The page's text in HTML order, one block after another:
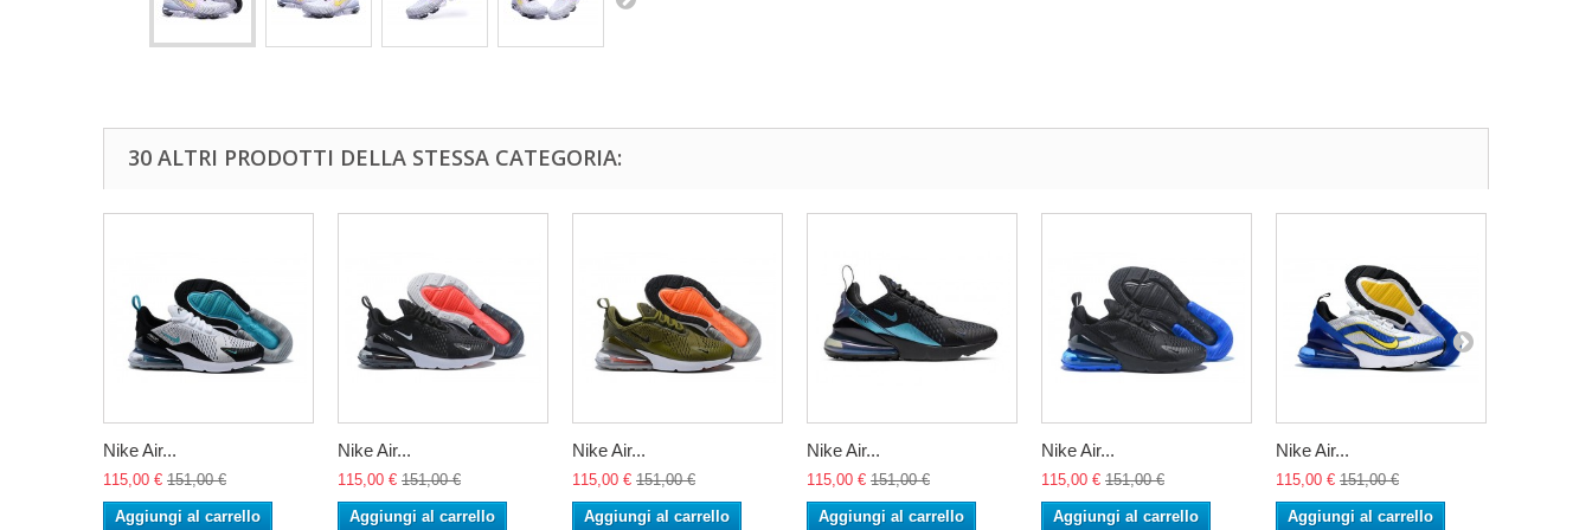
30 ALTRI PRODOTTI DELLA STESSA CATEGORIA:
Nike Air...
115,00 € 151,00 €
Aggiungi al carrello
Nike Air...
115,00 € 151,00 €
Aggiungi al carrello
Nike Air...
115,00 € 151,00 €
Aggiungi al carrello
Nike Air...
115,00 € 151,00 €
Aggiungi al carrello
Nike Air...
115,00 € 151,00 €
Aggiungi al carrello
Nike Air...
115,00 € 151,00 €
Aggiungi al carrello